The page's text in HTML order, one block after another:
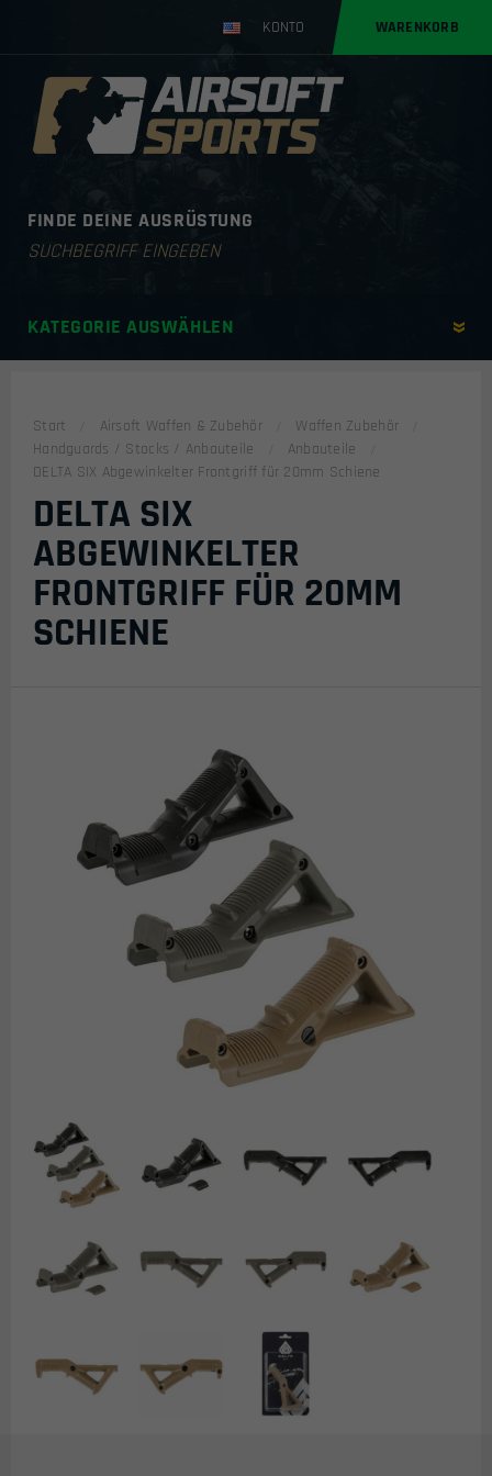
KONTO WARENKORB
FINDE DEINE AUSRÜSTUNG
Products
KATEGORIE AUSWÄHLEN
Start Airsoft Waffen & Zubehör
Waffen Zubehör
Handguards / Stocks / Anbauteile
Anbauteile
DELTA SIX Abgewinkelter Frontgriff für 20mm Schiene
DELTA SIX
ABGEWINKELTER
FRONTGRIFF FÜR 20MM
SCHIENE